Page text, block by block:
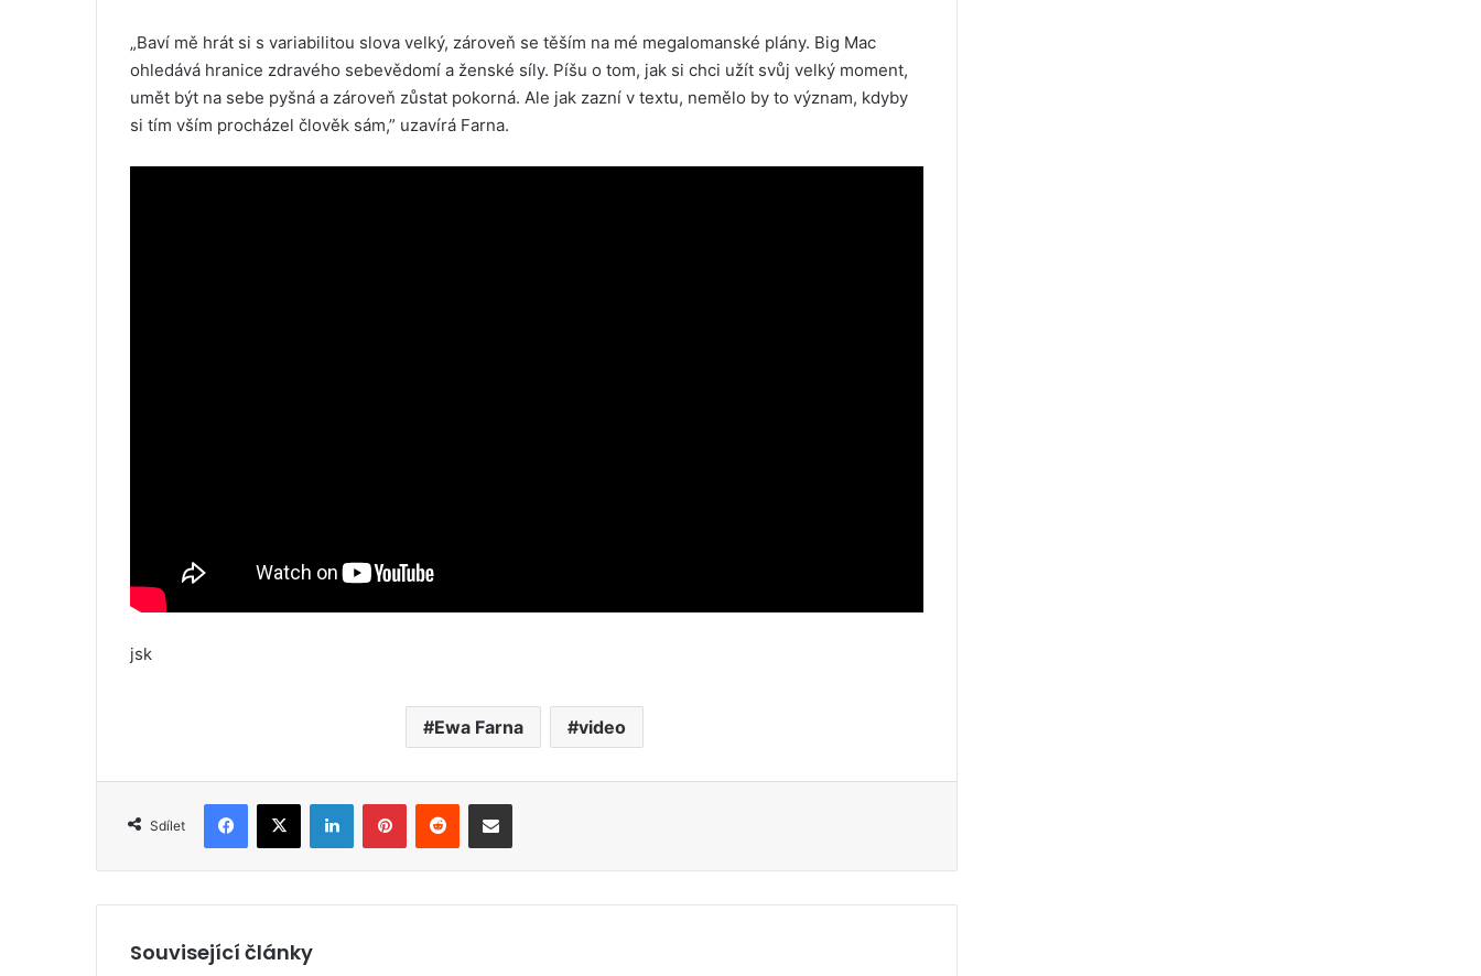
„Baví mě hrát si s variabilitou slova velký, zároveň se těším na mé megalomanské plány. Big Mac
ohledává hranice zdravého sebevědomí a ženské síly. Píšu o tom, jak si chci užít svůj velký moment,
umět být na sebe pyšná a zároveň zůstat pokorná. Ale jak zazní v textu, nemělo by to význam, kdyby
si tím vším procházel člověk sám,” uzavírá Farna.
jsk
Ewa Farna video
Sdílet
Související články